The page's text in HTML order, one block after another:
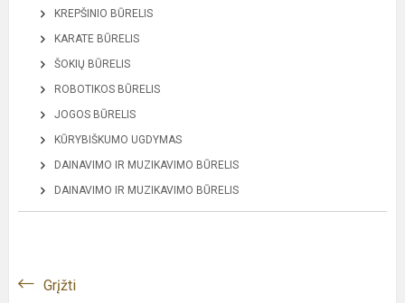
KREPŠINIO BŪRELIS
KARATE BŪRELIS
ŠOKIŲ BŪRELIS
ROBOTIKOS BŪRELIS
JOGOS BŪRELIS
KŪRYBIŠKUMO UGDYMAS
DAINAVIMO IR MUZIKAVIMO BŪRELIS
DAINAVIMO IR MUZIKAVIMO BŪRELIS
Grįžti